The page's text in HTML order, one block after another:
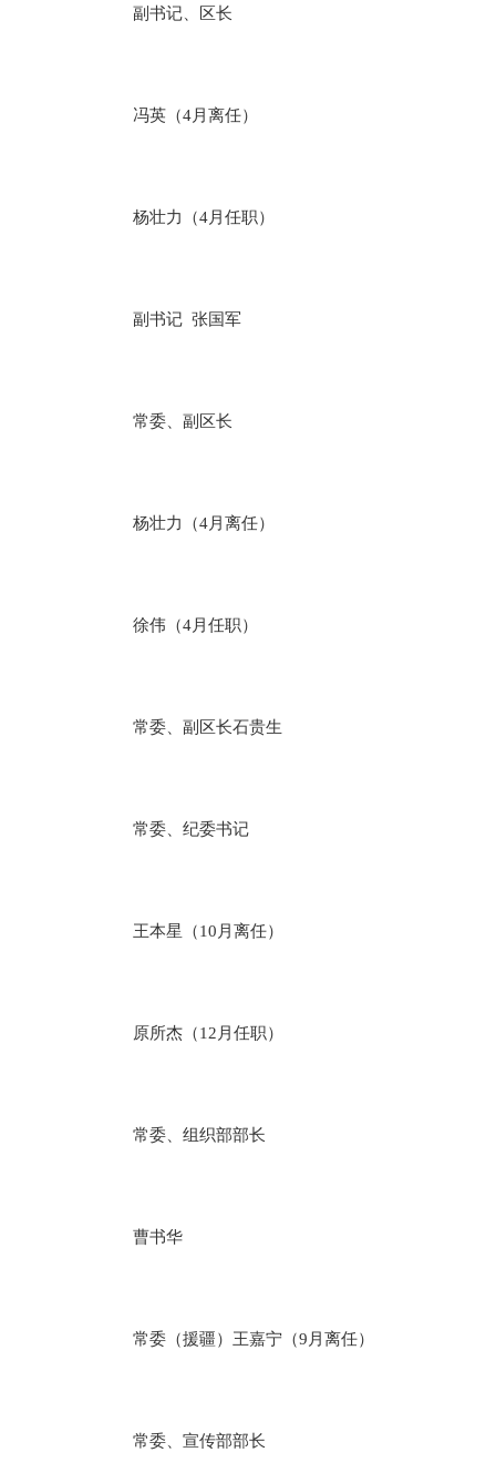
副书记、区长
冯英（4月离任）
杨壮力（4月任职）
副书记 张国军
常委、副区长
杨壮力（4月离任）
徐伟（4月任职）
常委、副区长石贵生
常委、纪委书记
王本星（10月离任）
原所杰（12月任职）
常委、组织部部长
曹书华
常委（援疆）王嘉宁（9月离任）
常委、宣传部部长